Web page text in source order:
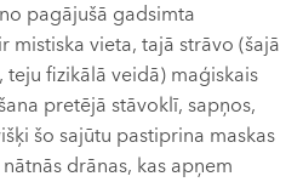
pagājušā gadsimta
vieta, tajā strāvo (šajā
teju fizikālā veidā) maģiskais
pretējā stāvoklī, sapņos,
šo sajūtu pastiprina maskas
drānas, kas apņem